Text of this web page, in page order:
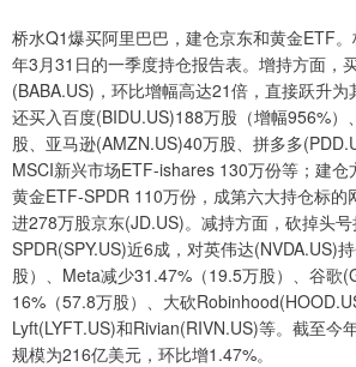
桥水Q1爆买阿里巴巴，建仓京东和黄金ETF
年3月31日的一季度持仓报告表。增持方面，
(BABA.US)，环比增幅高达21倍，直接跃升
还买入百度(BIDU.US)188万股（增幅956%）
股、亚马逊(AMZN.US)40万股、拼多多
MSCI新兴市场ETF-ishares 130万份等；建仓
黄金ETF-SPDR 110万份，成第六大持仓标的
进278万股京东(JD.US)。减持方面，砍掉头
SPDR(SPY.US)近6成，对英伟达(NVDA.US)
股）、Meta减少31.47%（19.5万股）、谷歌
16%（57.8万股）、大砍
Lyft(LYFT.US)和Rivian(RIVN.US)等。截至今
规模为216亿美元，环比增1.47%。